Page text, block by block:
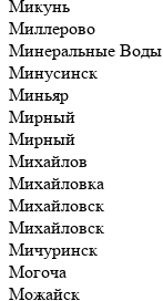
Микунь
Миллерово
Минеральные Воды
Минусинск
Миньяр
Мирный
Мирный
Михайлов
Михайловка
Михайловск
Михайловск
Мичуринск
Могоча
Можайск